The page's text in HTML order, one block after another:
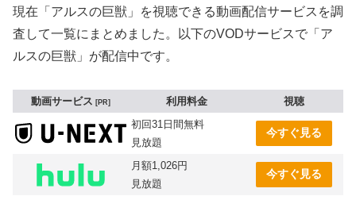
現在「アルスの巨獣」を視聴できる動画配信サービスを調
査して一覧にまとめました。以下のVODサービスで「ア
ルスの巨獣」が配信中です。
動画サービス PR 利用料金
視聴
初回31日間無料
見放題
今すぐ見る
月額1,026円
見放題
今すぐ見る